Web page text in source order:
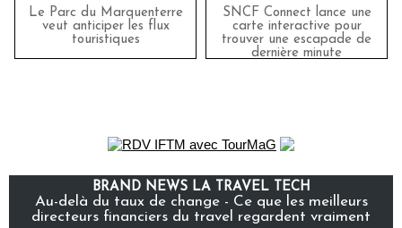
Le Parc du Marquenterre
veut anticiper les flux
touristiques
SNCF Connect lance une
carte interactive pour
trouver une escapade de
dernière minute
BRAND NEWS LA TRAVEL TECH
Au-delà du taux de change - Ce que les meilleurs
directeurs financiers du travel regardent vraiment